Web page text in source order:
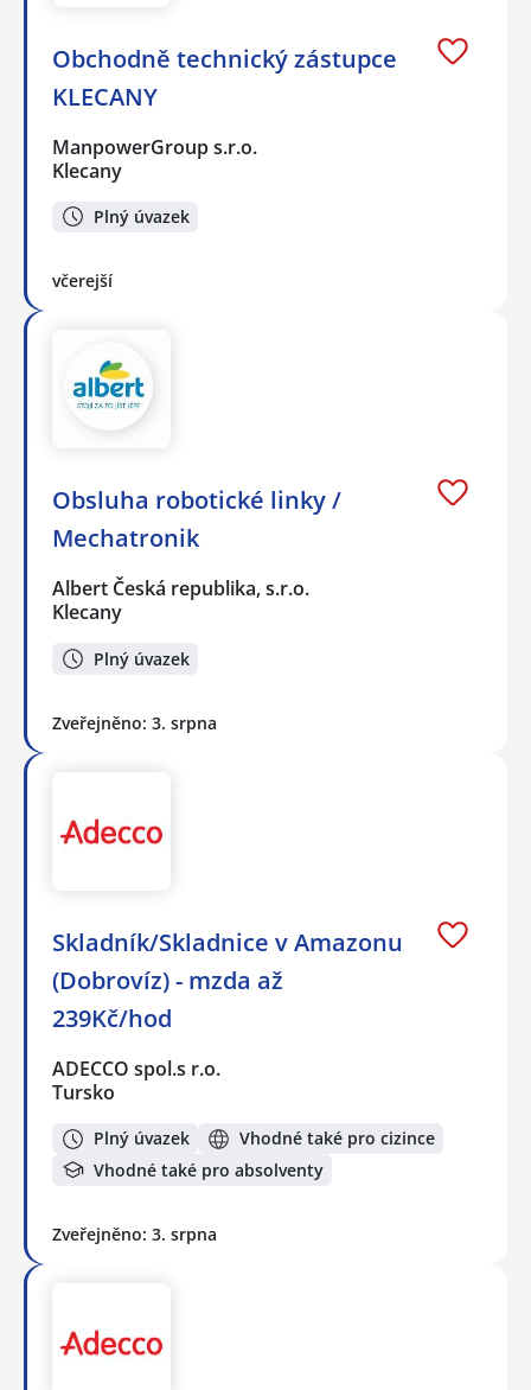
Obchodně technický zástupce
KLECANY
ManpowerGroup s.r.o.
Klecany
Plný úvazek
včerejší
Obsluha robotické linky /
Mechatronik
Albert Česká republika, s.r.o.
Klecany
Plný úvazek
Zveřejněno: 3. srpna
Skladník/Skladnice v Amazonu
(Dobrovíz) - mzda až
239Kč/hod
ADECCO spol.s r.o.
Tursko
Plný úvazek
Vhodné také pro cizince
Vhodné také pro absolventy
Zveřejněno: 3. srpna